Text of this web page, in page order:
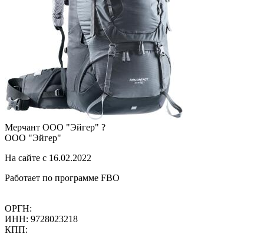
Мерчант ООО "Эйгер" ?
ООО "Эйгер"
На сайте с 16.02.2022
Работает по программе FBO
ОРГН:
ИНН: 9728023218
КПП: